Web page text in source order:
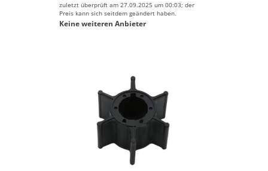
zuletzt überprüft am 27.09.2025 um 00:03; der
Preis kann sich seitdem geändert haben.
Keine weiteren Anbieter